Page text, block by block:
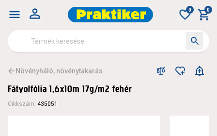
0 0
Növényháló, növénytakarás
Fátyolfólia 1,6x10m 17g/m2 fehér
Cikkszám: 435051